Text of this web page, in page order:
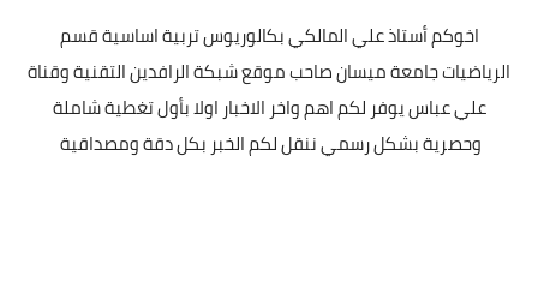
اخوكم أستاذ علي المالكي بكالوريوس تربية اساسية قسم
الرياضيات جامعة ميسان صاحب موقع شبكة الرافدين التقنية وقناة
علي عباس يوفر لكم اهم واخر الاخبار اولا بأول تغطية شاملة
وحصرية بشكل رسمي ننقل لكم الخبر بكل دقة ومصداقية